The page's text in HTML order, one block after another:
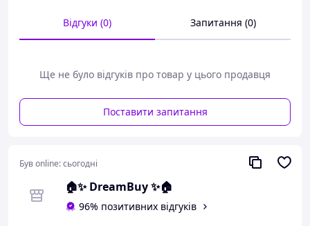
Комплект кухонної мийки
та змішувача 🚰✨
Оновіть вашу кухню зі стильною та
Відгуки (0) Запитання (0)
Ще не було відгуків про товар у цього продавця
Поставити запитання
Був online:сьогодні
🏠✨ DreamBuy ✨🏠
96% позитивних відгуків